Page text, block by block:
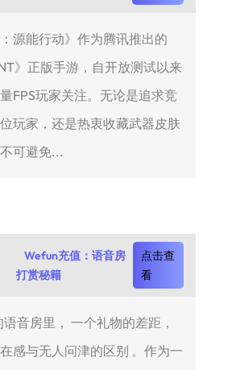
：源能行动》作为腾讯推出的
》正版手游，自开放测试以来
FPS玩家关注。无论是追求竞
玩家，还是热衷收藏武器皮肤
可避免...
Wefun充值：语音房
打赏秘籍
点击查
看
音房里， 一个礼物的差距，
感与无人问津的区别 。作为一